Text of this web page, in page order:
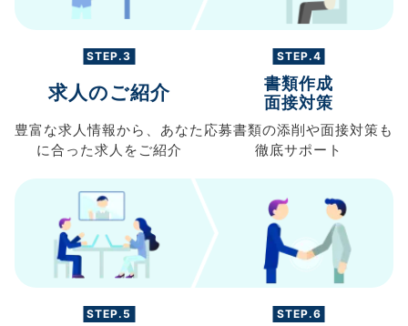
STEP.3
求人のご紹介
豊富な求人情報から、 あなた
に合った求人を ご紹介
STEP.4
書類作成
面接対策
応募書類の添削や面接対策も
徹底サポート
STEP.5 STEP.6